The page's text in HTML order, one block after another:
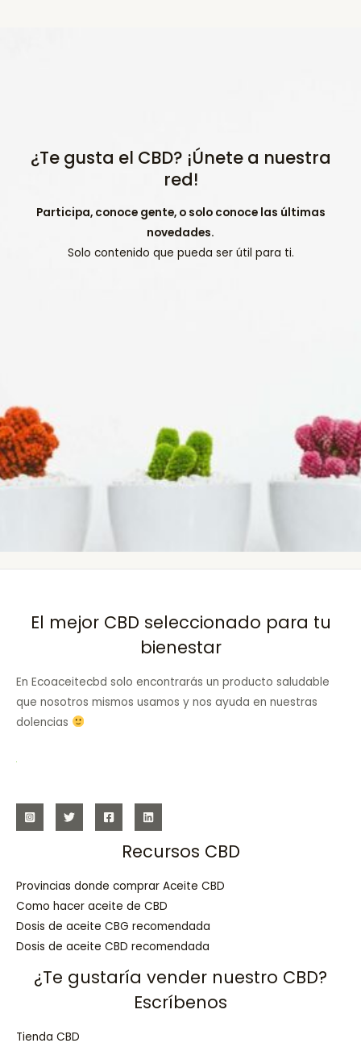
¿Te gusta el CBD? ¡Únete a nuestra
red!
Participa, conoce gente, o solo conoce las últimas
novedades.
Solo contenido que pueda ser útil para ti.
El mejor CBD seleccionado para tu
bienestar
En Ecoaceitecbd solo encontrarás un producto saludable
que nosotros mismos usamos y nos ayuda en nuestras
dolencias
Recursos CBD
Provincias donde comprar Aceite CBD
Como hacer aceite de CBD
Dosis de aceite CBG recomendada
Dosis de aceite CBD recomendada
¿Te gustaría vender nuestro CBD?
Escríbenos
Tienda CBD